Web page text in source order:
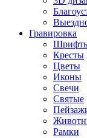
Гравировка
Кресты
Цветы
Иконы
Свечи
Святые
Рамки